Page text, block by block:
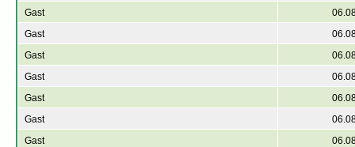
Gast
Gast
Gast
Gast
Gast
Gast
Gast